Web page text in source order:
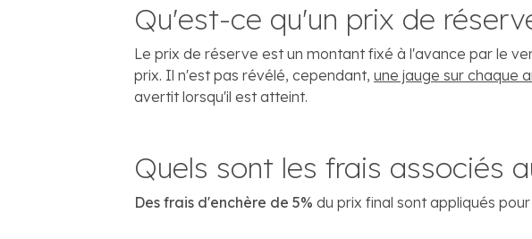
Qu'est-ce qu'un prix de
Le prix de réserve est un montant fixé à l'avance par le
prix. Il n'est pas révélé, cependant, une jauge sur chaque
avertit lorsqu'il est atteint.
Quels sont les frais associés
Des frais d'enchère de 5% du prix final sont appliqués